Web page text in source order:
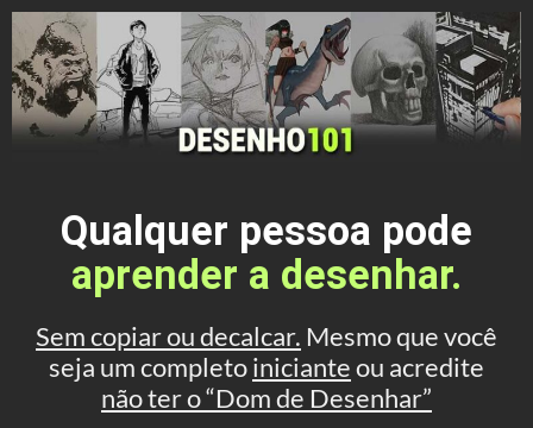
Qualquer pessoa pode
aprender a desenhar.
Sem copiar ou decalcar. Mesmo que você
seja um completoinicianteou acredite
não ter o “Dom de Desenhar”